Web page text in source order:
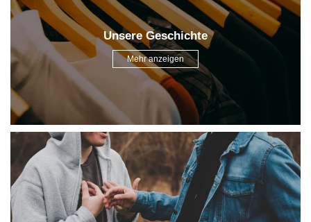
Unsere Geschichte
Mehr anzeigen